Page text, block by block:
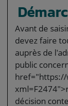
Avant de
devez faire
auprès de
public
href="https://
décision